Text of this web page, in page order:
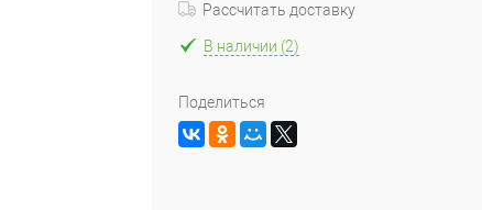
Рассчитать доставку
В наличии (2)
Поделиться